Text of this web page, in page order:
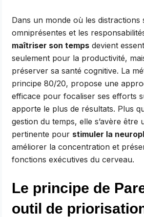
Dans un monde où les distractions
omniprésentes et les
maîtriser son temps devient
seulement pour la productivité,
préserver sa santé cognitive. La
principe 80/20, propose une
efficace pour focaliser ses efforts
apporte le plus de résultats. Plus
gestion du temps, elle s’avère être
pertinente pour stimuler la
améliorer la concentration et
fonctions exécutives du cerveau.
Le principe de
outil de